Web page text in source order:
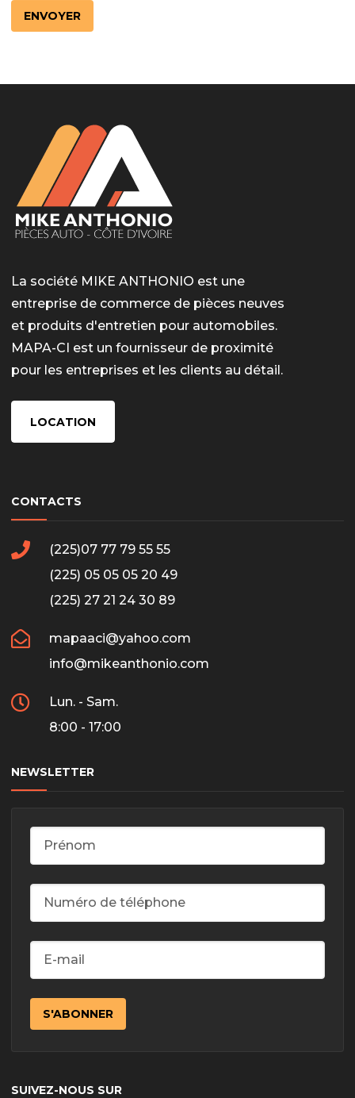
LotoMart
Бай Лото
escort barcelone
https://intimaties.net/es/category/woman-used-
used-panties-es/
eros houston
albanianescort
La société MIKE ANTHONIO est une
entreprise de commerce de pièces neuves
et produits d'entretien pour automobiles.
MAPA-CI est un fournisseur de proximité
pour les entreprises et les clients au détail.
LOCATION
CONTACTS
(225)07 77 79 55 55
(225) 05 05 05 20 49
(225) 27 21 24 30 89
mapaaci@yahoo.com
info@mikeanthonio.com
Lun. - Sam.
8:00 - 17:00
NEWSLETTER
SUIVEZ-NOUS SUR